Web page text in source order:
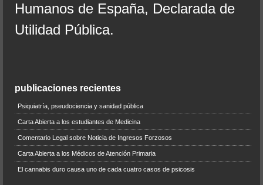
Humanos de España, Declarada de
Utilidad Pública.
publicaciones recientes
Psiquiatría, pseudociencia y sanidad pública
Carta Abierta a los estudiantes de Medicina
Comentario Legal sobre Noticia de Ingresos Forzosos
Carta Abierta a los Médicos de Atención Primaria
El cannabis duro causa uno de cada cuatro casos de psicosis